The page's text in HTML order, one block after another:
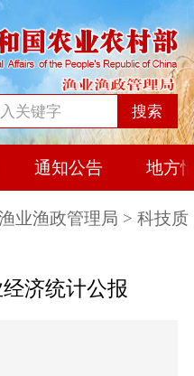
搜索
通知公告 地方
业渔政管理局 > 科技质
济统计公报